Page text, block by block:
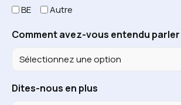
BE
Autre
Comment avez-vous entendu parler
Dites-nous en plus